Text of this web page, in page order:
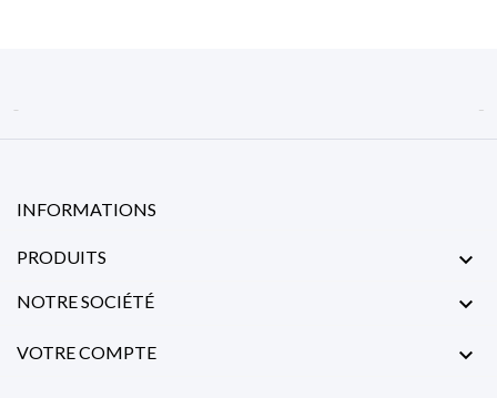
 
INFORMATIONS
PRODUITS 
NOTRE SOCIÉTÉ 
VOTRE COMPTE 